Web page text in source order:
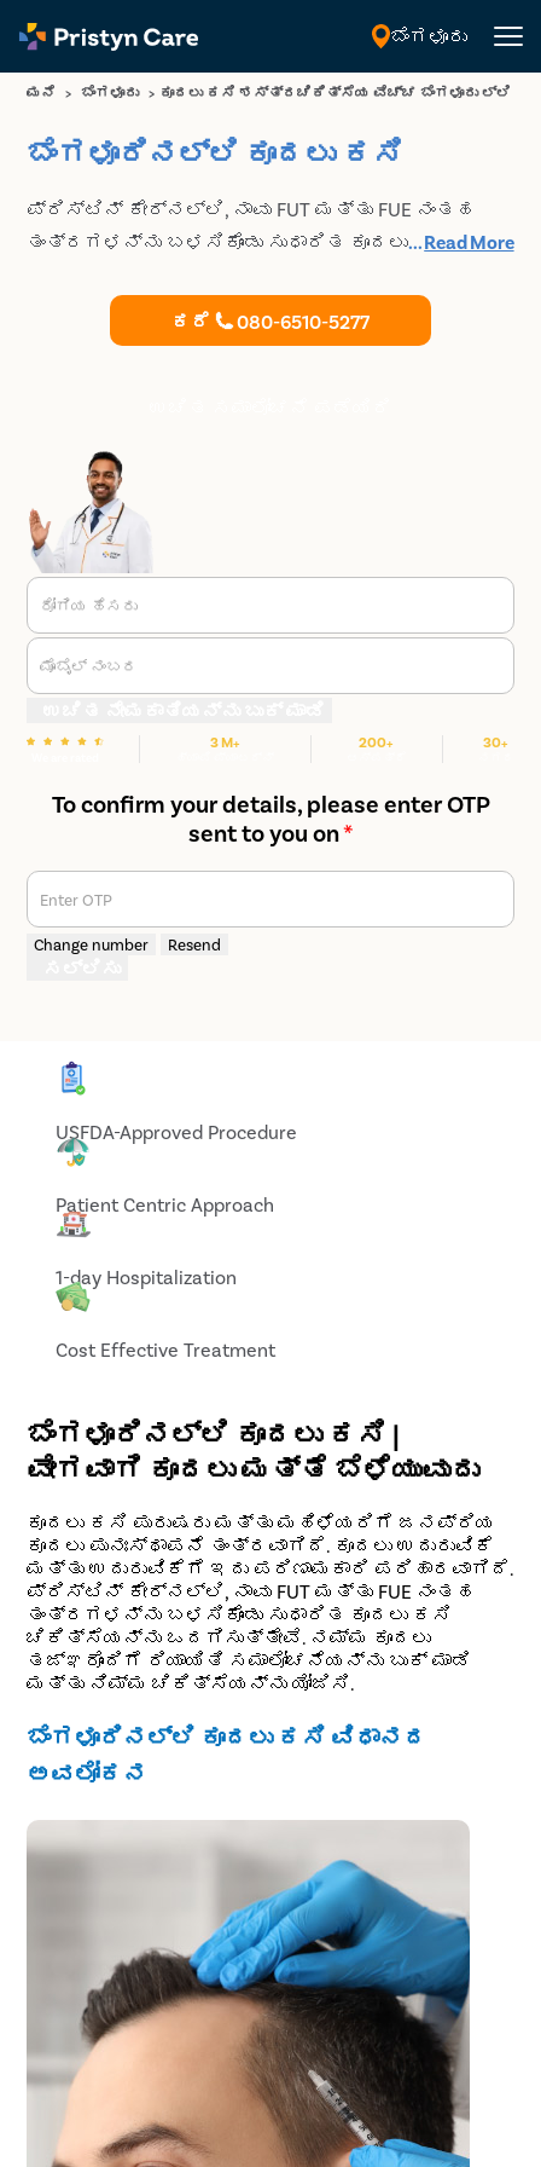
ಕನ್ನಡ
ಬೆಂಗಳೂರು
ಮನೆ > ಬೆಂಗಳೂರು > ಕೂದಲು ಕಸಿ ಶಸ್ತ್ರಚಿಕಿತ್ಸೆಯ ವೆಚ್ಚ ಬೆಂಗಳೂರು ಲ್ಲಿ
ಬೆಂಗಳೂರಿನಲ್ಲಿ ಕೂದಲು ಕಸಿ
ಪ್ರಿಸ್ಟಿನ್ ಕೇರ್‌ನಲ್ಲಿ, ನಾವು FUT ಮತ್ತು FUE ನಂತಹ
ತಂತ್ರಗಳನ್ನು ಬಳಸಿಕೊಂಡು ಸುಧಾರಿತ ಕೂದಲು ಕಸಿ
ತಜ್ಞರೊಂದಿಗೆ ರಿಯಾಯಿತಿ ಸಮಾಲೋಚನೆಯನ್ನು ಬುಕ್ ಮಾಡಿ
ಮತ್ತು ನಿಮ್ಮ ಚಿಕಿತ್ಸೆಯನ್ನು ಯೋಜಿಸಿ.
...Read More
ಕರೆ 080-6510-5277
ರೋಗಿಯ ಹೆಸರು
ಮೊಬೈಲ್ ನಂಬರ
3 M+ 200+ 30+
To confirm your details, please enter OTP
sent to you on*
Enter OTP
Change number Resend
USFDA-Approved Procedure
Patient Centric Approach
1-day Hospitalization
Cost Effective Treatment
ಬೆಂಗಳೂರಿನಲ್ಲಿ ಕೂದಲು ಕಸಿ |
ವೇಗವಾಗಿ ಕೂದಲು ಮತ್ತೆ ಬೆಳೆಯುವುದು
ಕೂದಲು ಕಸಿ ಪುರುಷರು ಮತ್ತು ಮಹಿಳೆಯರಿಗೆ ಜನಪ್ರಿಯ
ಕೂದಲು ಪುನಃಸ್ಥಾಪನೆ ತಂತ್ರವಾಗಿದೆ. ಕೂದಲು ಉದುರುವಿಕೆ
ಮತ್ತು ಉದುರುವಿಕೆಗೆ ಇದು ಪರಿಣಾಮಕಾರಿ ಪರಿಹಾರವಾಗಿದೆ.
ಪ್ರಿಸ್ಟಿನ್ ಕೇರ್‌ನಲ್ಲಿ, ನಾವು FUT ಮತ್ತು FUE ನಂತಹ
ತಂತ್ರಗಳನ್ನು ಬಳಸಿಕೊಂಡು ಸುಧಾರಿತ ಕೂದಲು ಕಸಿ
ಚಿಕಿತ್ಸೆಯನ್ನು ಒದಗಿಸುತ್ತೇವೆ. ನಮ್ಮ ಕೂದಲು
ತಜ್ಞರೊಂದಿಗೆ ರಿಯಾಯಿತಿ ಸಮಾಲೋಚನೆಯನ್ನು ಬುಕ್ ಮಾಡಿ
ಮತ್ತು ನಿಮ್ಮ ಚಿಕಿತ್ಸೆಯನ್ನು ಯೋಜಿಸಿ.
ಬೆಂಗಳೂರಿನಲ್ಲಿ ಕೂದಲು ಕಸಿ ವಿಧಾನದ
ಅವಲೋಕನ